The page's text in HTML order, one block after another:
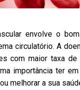
envolve o
circulatório. A
com maior taxa de
importância ter
melhorar a sua